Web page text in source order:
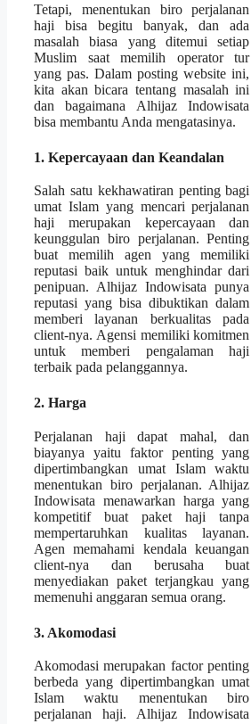
Tetapi, menentukan biro perjalanan
haji bisa begitu banyak, dan ada
masalah biasa yang ditemui setiap
Muslim saat memilih operator tur
yang pas. Dalam posting website ini,
kita akan bicara tentang masalah ini
dan bagaimana Alhijaz Indowisata
bisa membantu Anda mengatasinya.
1. Kepercayaan dan Keandalan
Salah satu kekhawatiran penting bagi
umat Islam yang mencari perjalanan
haji merupakan kepercayaan dan
keunggulan biro perjalanan. Penting
buat memilih agen yang memiliki
reputasi baik untuk menghindar dari
penipuan. Alhijaz Indowisata punya
reputasi yang bisa dibuktikan dalam
memberi layanan berkualitas pada
client-nya. Agensi memiliki komitmen
untuk memberi pengalaman haji
terbaik pada pelanggannya.
2. Harga
Perjalanan haji dapat mahal, dan
biayanya yaitu faktor penting yang
dipertimbangkan umat Islam waktu
menentukan biro perjalanan. Alhijaz
Indowisata menawarkan harga yang
kompetitif buat paket haji tanpa
mempertaruhkan kualitas layanan.
Agen memahami kendala keuangan
client-nya dan berusaha buat
menyediakan paket terjangkau yang
memenuhi anggaran semua orang.
3. Akomodasi
Akomodasi merupakan factor penting
berbeda yang dipertimbangkan umat
Islam waktu menentukan biro
perjalanan haji. Alhijaz Indowisata